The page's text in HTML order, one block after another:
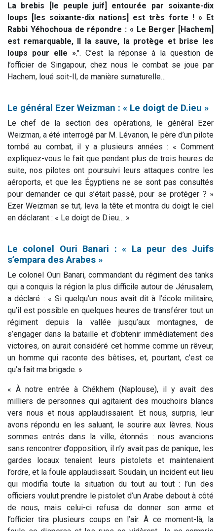
La brebis [le peuple juif] entourée par soixante-dix
loups [les soixante-dix nations] est très forte ! » Et
Rabbi Yéhochoua de répondre : « Le Berger [Hachem]
est remarquable, Il la sauve, la protège et brise les
loups pour elle ».". C’est la réponse à la question de
l’officier de Singapour, chez nous le combat se joue par
Hachem, loué soit-Il, de manière surnaturelle…
Le général Ezer Weizman : « Le doigt de D.ieu »
Le chef de la section des opérations, le général Ezer
Weizman, a été interrogé par M. Lévanon, le père d’un pilote
tombé au combat, il y a plusieurs années : « Comment
expliquez-vous le fait que pendant plus de trois heures de
suite, nos pilotes ont poursuivi leurs attaques contre les
aéroports, et que les Égyptiens ne se sont pas consultés
pour demander ce qui s’était passé, pour se protéger ? »
Ezer Weizman se tut, leva la tête et montra du doigt le ciel
en déclarant : « Le doigt de D.ieu… »
Le colonel Ouri Banari : « La peur des Juifs
s’empara des Arabes »
Le colonel Ouri Banari, commandant du régiment des tanks
qui a conquis la région la plus difficile autour de Jérusalem,
a déclaré : « Si quelqu’un nous avait dit à l’école militaire,
qu’il est possible en quelques heures de transférer tout un
régiment depuis la vallée jusqu’aux montagnes, de
s’engager dans la bataille et d’obtenir immédiatement des
victoires, on aurait considéré cet homme comme un rêveur,
un homme qui raconte des bêtises, et, pourtant, c’est ce
qu’a fait ma brigade. »
« À notre entrée à Chékhem (Naplouse), il y avait des
milliers de personnes qui agitaient des mouchoirs blancs
vers nous et nous applaudissaient. Et nous, surpris, leur
avons répondu en les saluant, le sourire aux lèvres. Nous
sommes entrés dans la ville, étonnés : nous avancions
sans rencontrer d’opposition, il n’y avait pas de panique, les
gardes locaux tenaient leurs pistolets et maintenaient
l’ordre, et la foule applaudissait. Soudain, un incident eut lieu
qui modifia toute la situation du tout au tout : l’un des
officiers voulut prendre le pistolet d’un Arabe debout à côté
de nous, mais celui-ci refusa de donner son arme et
l’officier tira plusieurs coups en l’air. À ce moment-là, la